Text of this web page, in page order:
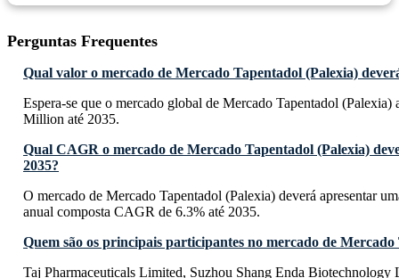
Perguntas Frequentes
Qual valor o mercado de Mercado Tapentadol (Palexia)
Espera-se que o mercado global de Mercado Tapentadol
Million até 2035.
Qual CAGR o mercado de Mercado Tapentadol (Palexia)
2035?
O mercado de Mercado Tapentadol (Palexia) deverá apresentar
anual composta CAGR de 6.3% até 2035.
Quem são os principais participantes no mercado de
Taj Pharmaceuticals Limited, Suzhou Shang Enda